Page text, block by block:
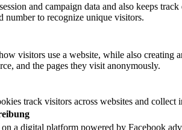
and campaign data and also keeps
number to recognize unique visitors.
visitors use a website, while also creating
and the pages they visit anonymously.
track visitors across websites and
a digital platform powered by Facebook